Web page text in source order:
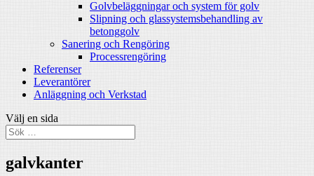
Golvbeläggningar och system för golv
Slipning och glassystemsbehandling av
betonggolv
Sanering och Rengöring
Processrengöring
Referenser
Leverantörer
Anläggning och Verkstad
Välj en sida
galvkanter